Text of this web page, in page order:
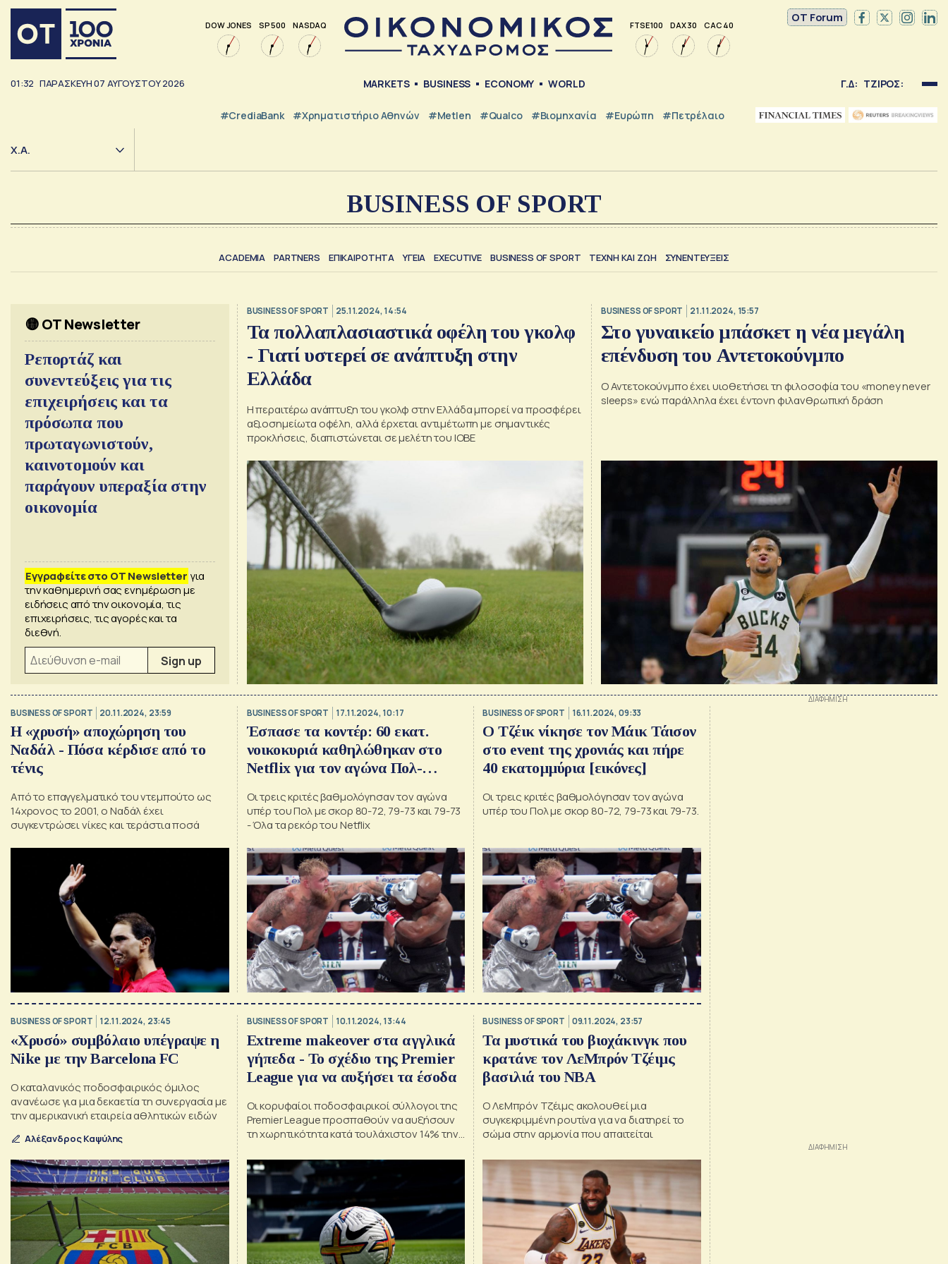
DOW JONES SP 500 NASDAQ FTSE 100 DAX 30 CAC 40
OT Forum
01:32 ΠΑΡΑΣΚΕΥΗ07 ΑΥΓΟΥΣΤΟΥ2026 MARKETS BUSINESS ECONOMY WORLD Γ.Δ: ΤΖΙΡΟΣ:
#CrediaBank #Χρηματιστήριο Αθηνών #metlen #Qualco #Βιομηχανία #Ευρώπη #Πετρέλαιο
Χ.Α.
BUSINESS OF SPORT
ACADEMIA PARTNERS ΕΠΙΚΑΙΡΟΤΗΤΑ ΥΓΕΙΑ EXECUTIVE BUSINESS OF SPORT TΕΧΝΗ ΚΑΙ ΖΩΗ ΣΥΝΕΝΤΕΥΞΕΙΣ
🟡 OT Newsletter
Ρεπορτάζ και
συνεντεύξεις για τις
επιχειρήσεις και τα
πρόσωπα που
πρωταγωνιστούν,
καινοτομούν και
παράγουν υπεραξία στην
οικονομία
Εγγραφείτε στο OT Newsletter για
την καθημερινή σας ενημέρωση με
ειδήσεις από την οικονομία, τις
επιχειρήσεις, τις αγορές και τα
διεθνή.
BUSINESS OF SPORT 25.11.2024, 14:54
Τα πολλαπλασιαστικά οφέλη του γκολφ
- Γιατί υστερεί σε ανάπτυξη στην
Ελλάδα
Η περαιτέρω ανάπτυξη του γκολφ στην Ελλάδα μπορεί να προσφέρει
αξιοσημείωτα οφέλη, αλλά έρχεται αντιμέτωπη με σημαντικές
προκλήσεις, διαπιστώνεται σε μελέτη του ΙΟΒΕ
BUSINESS OF SPORT 21.11.2024, 15:57
Στο γυναικείο μπάσκετ η νέα μεγάλη
επένδυση του Αντετοκούνμπο
Ο Αντετοκούνμπο έχει υιοθετήσει τη φιλοσοφία του «money never
sleeps» ενώ παράλληλα έχει έντονη φιλανθρωπική δράση
BUSINESS OF SPORT 20.11.2024, 23:59
Η «χρυσή» αποχώρηση του
Ναδάλ - Πόσα κέρδισε από το
τένις
Από το επαγγελματικό του ντεμπούτο ως
14χρονος το 2001, ο Ναδάλ έχει
συγκεντρώσει νίκες και τεράστια ποσά
BUSINESS OF SPORT 17.11.2024, 10:17
Έσπασε τα κοντέρ: 60 εκατ.
νοικοκυριά καθηλώθηκαν στο
Netflix για τον αγώνα Πολ-
Οι τρεις κριτές βαθμολόγησαν τον αγώνα
υπέρ του Πολ με σκορ 80-72, 79-73 και 79-73
- Όλα τα ρεκόρ του Netflix
BUSINESS OF SPORT 16.11.2024, 09:33
Ο Τζέικ νίκησε τον Μάικ Τάισον
στο event της χρονιάς και πήρε
40 εκατομμύρια [εικόνες]
Οι τρεις κριτές βαθμολόγησαν τον αγώνα
υπέρ του Πολ με σκορ 80-72, 79-73 και 79-73.
BUSINESS OF SPORT 12.11.2024, 23:45
«Χρυσό» συμβόλαιο υπέγραψε η
Nike με την Barcelona FC
Ο καταλανικός ποδοσφαιρικός όμιλος
ανανέωσε για μια δεκαετία τη συνεργασία με
την αμερικανική εταιρεία αθλητικών ειδών
Αλέξανδρος Καψύλης
BUSINESS OF SPORT 10.11.2024, 13:44
Extreme makeover στα αγγλικά
γήπεδα - Το σχέδιο της Premier
League για να αυξήσει τα έσοδα
Οι κορυφαίοι ποδοσφαιρικοί σύλλογοι της
Premier League προσπαθούν να αυξήσουν
τη χωρητικότητα κατά τουλάχιστον 14% την
BUSINESS OF SPORT 09.11.2024, 23:57
Τα μυστικά του βιοχάκινγκ που
κρατάνε τον ΛεΜπρόν Τζέιμς
βασιλιά του ΝΒΑ
Ο ΛεΜπρόν Τζέιμς ακολουθεί μια
συγκεκριμμένη ρουτίνα για να διατηρεί το
σώμα στην αρμονία που απαιτείται